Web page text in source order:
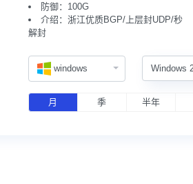
防御：100G
介绍：浙江优质BGP/上层封UDP/秒
解封
windows
月 季 半年